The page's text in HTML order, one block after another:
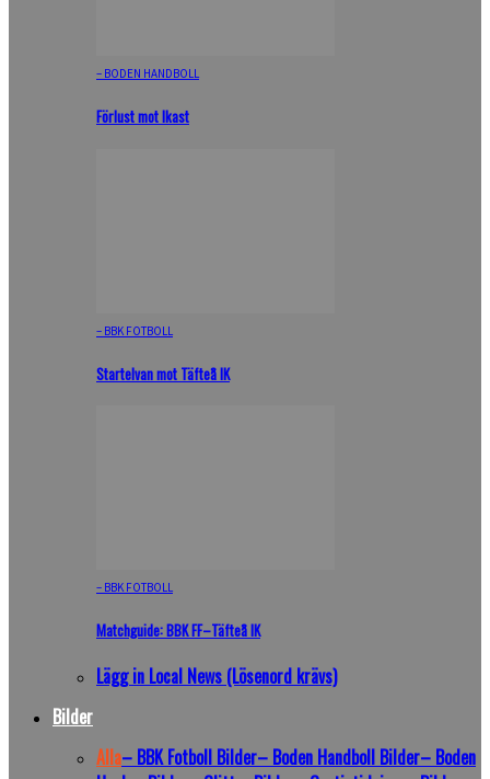
– BODEN HANDBOLL
Förlust mot Ikast
– BBK FOTBOLL
Startelvan mot Täfteå IK
– BBK FOTBOLL
Matchguide: BBK FF–Täfteå IK
Lägg in Local News (Lösenord krävs)
Bilder
Alla– BBK Fotboll Bilder– Boden Handboll Bilder– Boden